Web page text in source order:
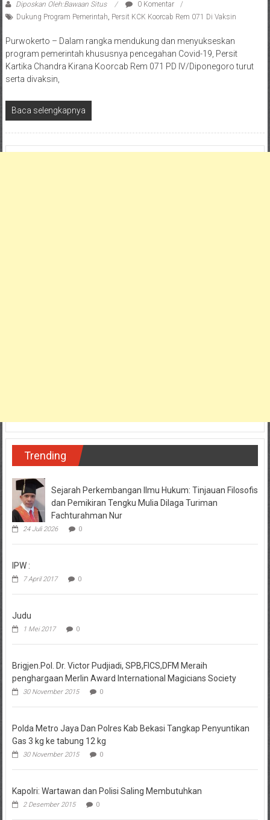
Diposkan Oleh:Bawaan Situs
0 Komentar
Dukung Program Pemerintah, Persit KCK Koorcab Rem 071 Di Vaksin
Purwokerto – Dalam rangka mendukung dan menyukseskan
program pemerintah khususnya pencegahan Covid-19, Persit
Kartika Chandra Kirana Koorcab Rem 071 PD IV/Diponegoro turut
serta divaksin,
Baca selengkapnya
Trending
Sejarah Perkembangan Ilmu Hukum: Tinjauan Filosofis
dan Pemikiran Tengku Mulia Dilaga Turiman
Fachturahman Nur
24 Juli 2026 0
IPW :
7 April 2017 0
Judu
1 Mei 2017 0
Brigjen.Pol. Dr. Victor Pudjiadi, SPB,FICS,DFM Meraih
penghargaan Merlin Award International Magicians Society
30 November 2015 0
Polda Metro Jaya Dan Polres Kab Bekasi Tangkap Penyuntikan
Gas 3 kg ke tabung 12 kg
30 November 2015 0
Kapolri: Wartawan dan Polisi Saling Membutuhkan
2 Desember 2015 0